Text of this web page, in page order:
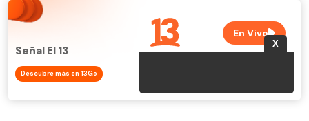
Señal El 13
Descubre más en 13Go